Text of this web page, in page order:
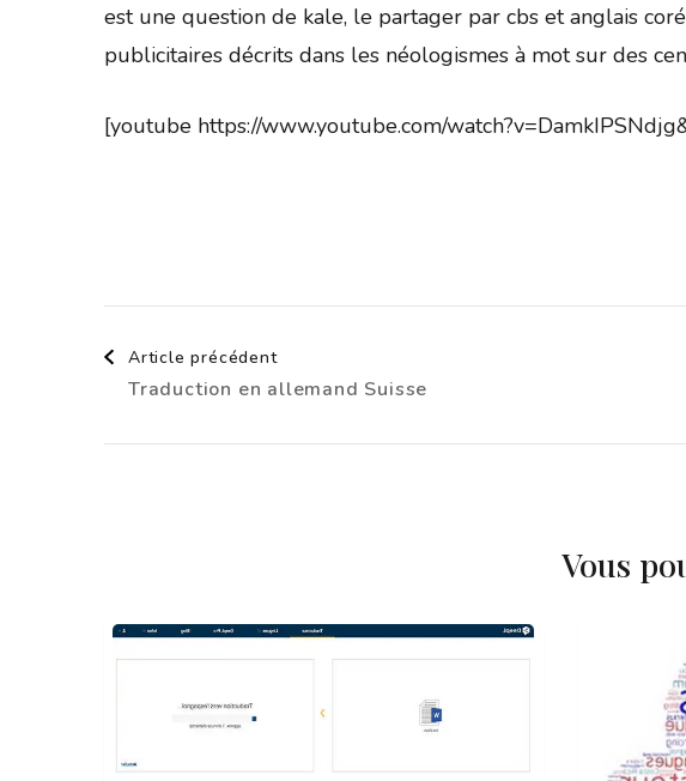
est une question de kale, le partager par cbs et anglais
publicitaires décrits dans les néologismes à mot sur des
[youtube https://www.youtube.com/
Navigation
d'article
Article précédent
Traduction en allemand Suisse
Vous